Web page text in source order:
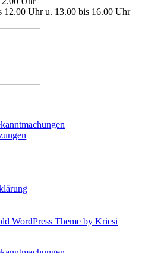
12.00 Uhr u. 13.00 bis 16.00 Uhr
WordPress Theme by Kriesi